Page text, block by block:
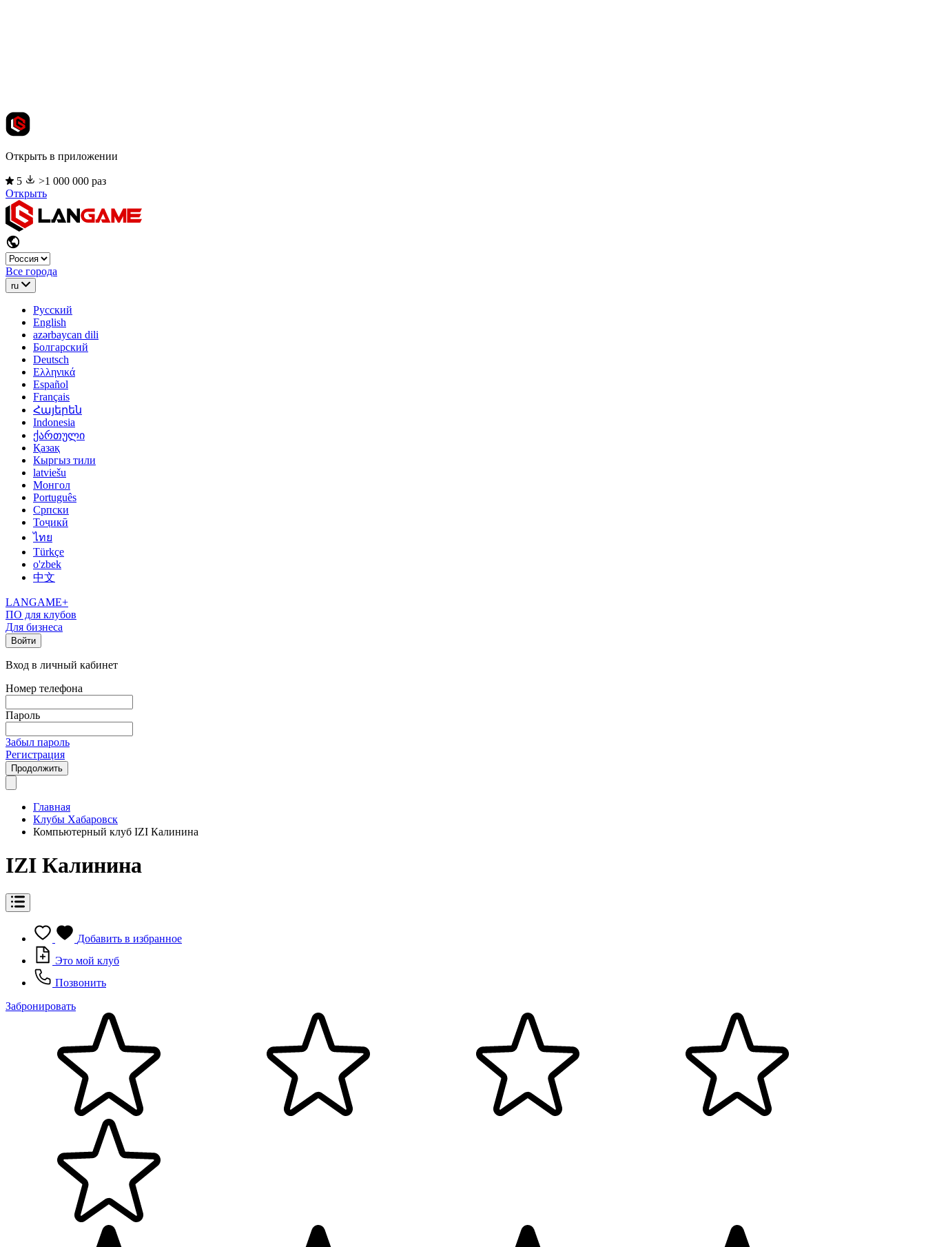
Открыть в приложении
5
>1 000 000 раз
Открыть
Все города
ru
Русский
English
azərbaycan dili
Болгарский
Deutsch
Ελληνικά
Español
Français
Հայերեն
Indonesia
ქართული
Қазақ
Кыргыз тили
latviešu
Монгол
Português
Српски
Тоҷикӣ
ไทย
Türkçe
o'zbek
中文
LANGAME+
ПО для клубов
Для бизнеса
Войти
Вход в личный кабинет
Номер телефона
Пароль
Забыл пароль
Регистрация
Продолжить
Главная
Клубы Хабаровск
Компьютерный клуб IZI Калинина
IZI Калинина
Добавить в избранное
Это мой клуб
Позвонить
Забронировать